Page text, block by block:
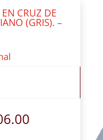
CRUZ DE
(GRIS). –